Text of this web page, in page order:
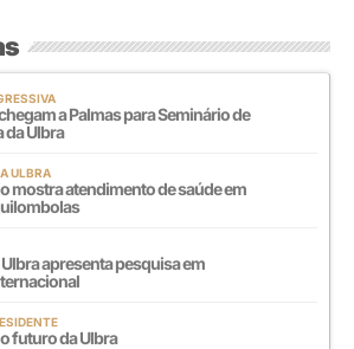
a Palmas para Seminário de
da Ulbra
ULBRA
mostra atendimento de saúde em
apresenta pesquisa em
futuro da Ulbra